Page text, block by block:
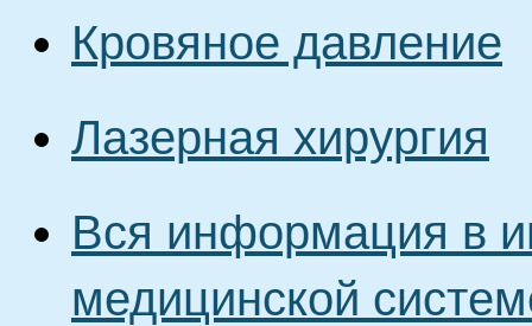
Кровяное давление
Лазерная хирургия
Вся информация в
медицинской